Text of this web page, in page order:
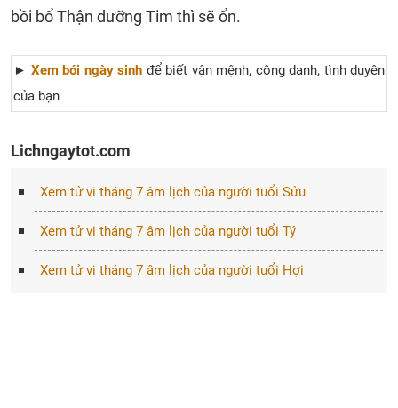
bồi bổ Thận dưỡng Tim thì sẽ ổn.
► Xem bói ngày sinh để biết vận mệnh, công danh, tình duyên
của bạn
Lichngaytot.com
Xem tử vi tháng 7 âm lịch của người tuổi Sửu
Xem tử vi tháng 7 âm lịch của người tuổi Tý
Xem tử vi tháng 7 âm lịch của người tuổi Hợi